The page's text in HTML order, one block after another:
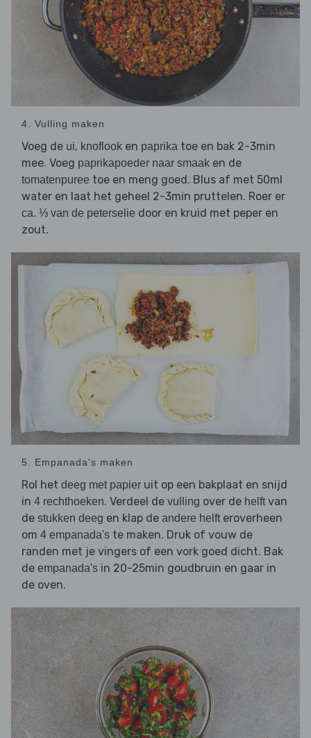
4. Vulling maken
Voeg de ui, knoflook en paprika toe en bak 2-3min
mee. Voeg paprikapoeder naar smaak en de
tomatenpuree toe en meng goed. Blus af met 50ml
water en laat het geheel 2-3min pruttelen. Roer er
ca. ⅓ van de peterselie door en kruid met peper en
zout.
5. Empanada's maken
Rol het deeg met papier uit op een bakplaat en snijd
in 4 rechthoeken. Verdeel de vulling over de helftvan
de stukken deeg en klap de andere helfteroverheen
om 4 empanada's te maken. Druk of vouw de
randen met je vingers of een vork goed dicht. Bak
de empanada's in 20-25min goudbruin en gaar in
de oven.